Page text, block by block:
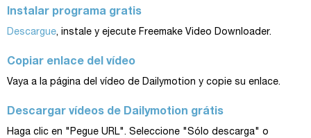
Instalar programa gratis
Descargue, instale y ejecute Freemake Video Downloader.
Copiar enlace del vídeo
Vaya a la página del vídeo de Dailymotion y copie su enlace.
Descargar vídeos de Dailymotion grátis
Haga clic en "Pegue URL". Seleccione "Sólo descarga" o